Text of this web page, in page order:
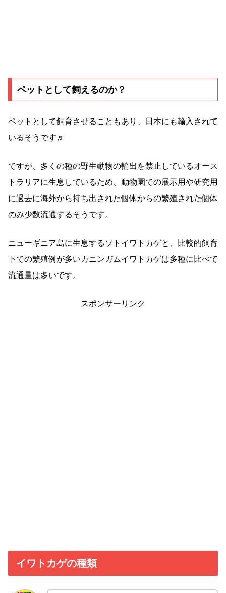
ペットとして飼えるのか？
ペットとして飼育させることもあり、日本にも輸入されて
いるそうです♬
ですが、多くの種の野生動物の輸出を禁止しているオース
トラリアに生息しているため、動物園での展示用や研究用
に過去に海外から持ち出された個体からの繁殖された個体
のみ少数流通するそうです。
ニューギニア島に生息するソトイワトカゲと、比較的飼育
下での繁殖例が多いカニンガムイワトカゲは多種に比べて
流通量は多いです。
スポンサーリンク
イワトカゲの種類